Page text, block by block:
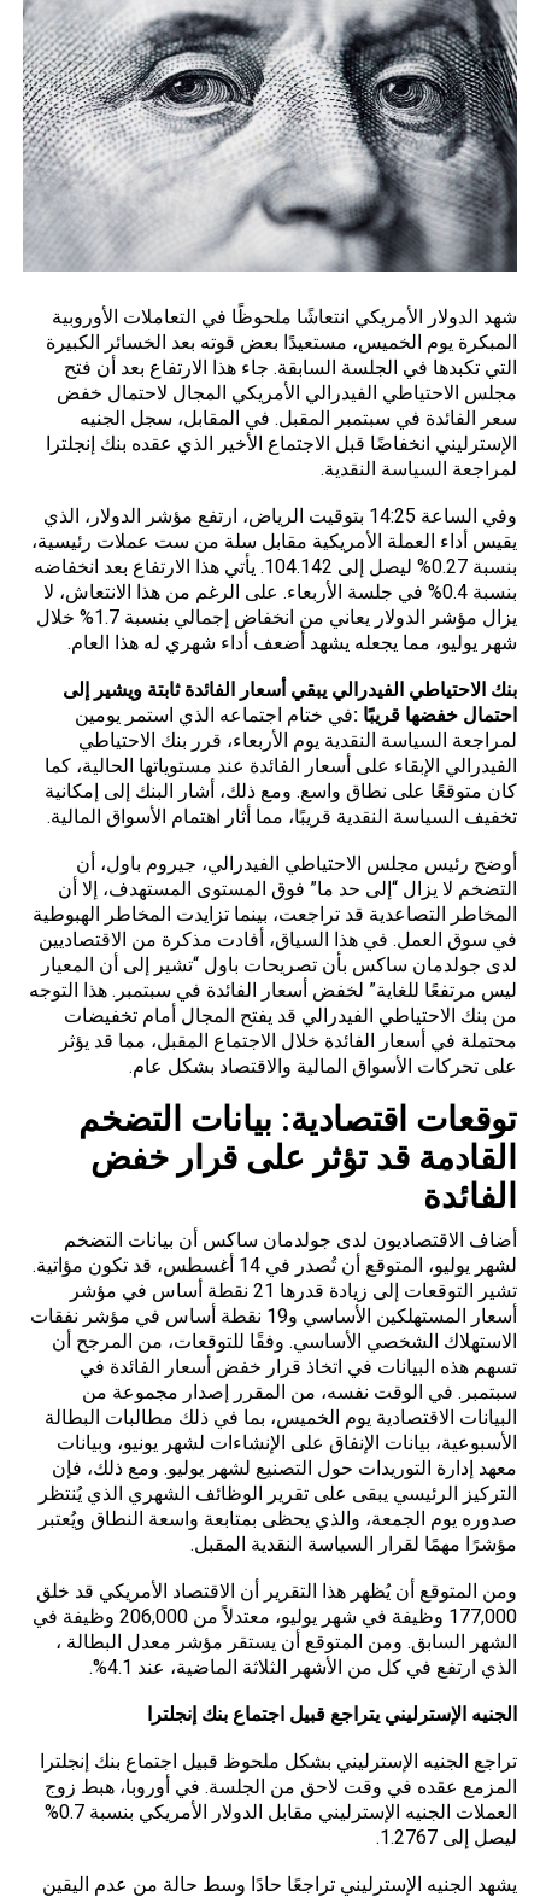
شهد الدولار الأمريكي انتعاشًا ملحوظًا في التعاملات الأوروبية
المبكرة يوم الخميس، مستعيدًا بعض قوته بعد الخسائر الكبيرة
التي تكبدها في الجلسة السابقة. جاء هذا الارتفاع بعد أن فتح
مجلس الاحتياطي الفيدرالي الأمريكي المجال لاحتمال خفض
سعر الفائدة في سبتمبر المقبل. في المقابل، سجل الجنيه
الإسترليني انخفاضًا قبل الاجتماع الأخير الذي عقده بنك إنجلترا
لمراجعة السياسة النقدية.
وفي الساعة 14:25 بتوقيت الرياض، ارتفع مؤشر الدولار، الذي
يقيس أداء العملة الأمريكية مقابل سلة من ست عملات رئيسية،
بنسبة 0.27% ليصل إلى 104.142. يأتي هذا الارتفاع بعد انخفاضه
بنسبة 0.4% في جلسة الأربعاء. على الرغم من هذا الانتعاش، لا
يزال مؤشر الدولار يعاني من انخفاض إجمالي بنسبة 1.7% خلال
شهر يوليو، مما يجعله يشهد أضعف أداء شهري له هذا العام.
بنك الاحتياطي الفيدرالي يبقي أسعار الفائدة ثابتة ويشير إلى
احتمال خفضها قريبًا :في ختام اجتماعه الذي استمر يومين
لمراجعة السياسة النقدية يوم الأربعاء، قرر بنك الاحتياطي
الفيدرالي الإبقاء على أسعار الفائدة عند مستوياتها الحالية، كما
كان متوقعًا على نطاق واسع. ومع ذلك، أشار البنك إلى إمكانية
تخفيف السياسة النقدية قريبًا، مما أثار اهتمام الأسواق المالية.
أوضح رئيس مجلس الاحتياطي الفيدرالي، جيروم باول، أن
التضخم لا يزال “إلى حد ما” فوق المستوى المستهدف، إلا أن
المخاطر التصاعدية قد تراجعت، بينما تزايدت المخاطر الهبوطية
في سوق العمل. في هذا السياق، أفادت مذكرة من الاقتصاديين
لدى جولدمان ساكس بأن تصريحات باول “تشير إلى أن المعيار
ليس مرتفعًا للغاية” لخفض أسعار الفائدة في سبتمبر. هذا التوجه
من بنك الاحتياطي الفيدرالي قد يفتح المجال أمام تخفيضات
محتملة في أسعار الفائدة خلال الاجتماع المقبل، مما قد يؤثر
على تحركات الأسواق المالية والاقتصاد بشكل عام.
توقعات اقتصادية: بيانات التضخم
القادمة قد تؤثر على قرار خفض
الفائدة
أضاف الاقتصاديون لدى جولدمان ساكس أن بيانات التضخم
لشهر يوليو، المتوقع أن تُصدر في 14 أغسطس، قد تكون مؤاتية.
تشير التوقعات إلى زيادة قدرها 21 نقطة أساس في مؤشر
أسعار المستهلكين الأساسي و19 نقطة أساس في مؤشر نفقات
الاستهلاك الشخصي الأساسي. وفقًا للتوقعات، من المرجح أن
تسهم هذه البيانات في اتخاذ قرار خفض أسعار الفائدة في
سبتمبر. في الوقت نفسه، من المقرر إصدار مجموعة من
البيانات الاقتصادية يوم الخميس، بما في ذلك مطالبات البطالة
الأسبوعية، بيانات الإنفاق على الإنشاءات لشهر يونيو، وبيانات
معهد إدارة التوريدات حول التصنيع لشهر يوليو. ومع ذلك، فإن
التركيز الرئيسي يبقى على تقرير الوظائف الشهري الذي يُنتظر
صدوره يوم الجمعة، والذي يحظى بمتابعة واسعة النطاق ويُعتبر
مؤشرًا مهمًا لقرار السياسة النقدية المقبل.
ومن المتوقع أن يُظهر هذا التقرير أن الاقتصاد الأمريكي قد خلق
177,000 وظيفة في شهر يوليو، معتدلاً من 206,000 وظيفة في
الشهر السابق. ومن المتوقع أن يستقر مؤشر معدل البطالة ،
الذي ارتفع في كل من الأشهر الثلاثة الماضية، عند 4.1%.
الجنيه الإسترليني يتراجع قبيل اجتماع بنك إنجلترا
تراجع الجنيه الإسترليني بشكل ملحوظ قبيل اجتماع بنك إنجلترا
المزمع عقده في وقت لاحق من الجلسة. في أوروبا، هبط زوج
العملات الجنيه الإسترليني مقابل الدولار الأمريكي بنسبة 0.7%
ليصل إلى 1.2767.
يشهد الجنيه الإسترليني تراجعًا حادًا وسط حالة من عدم اليقين